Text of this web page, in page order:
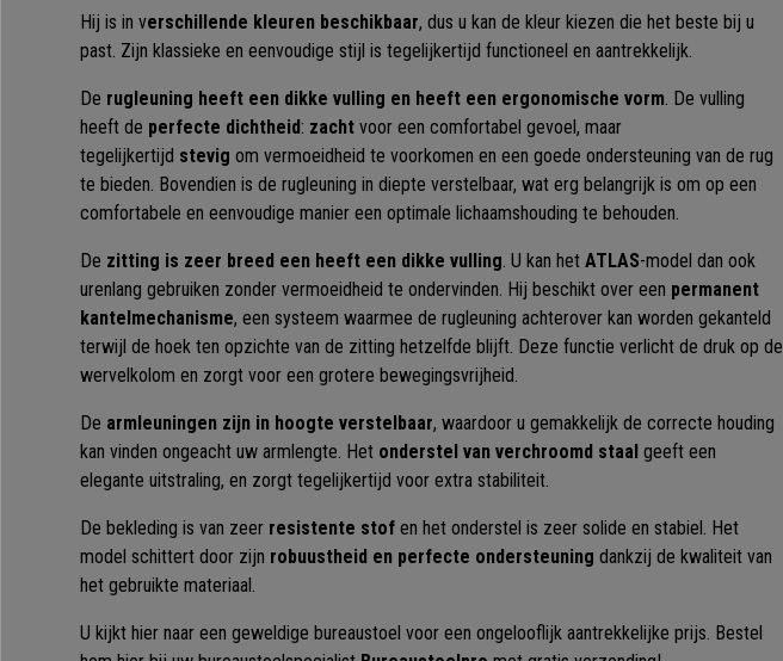
Hij is in verschillende kleuren beschikbaar, dus u kan de kleur kiezen die het beste bij u
past. Zijn klassieke en eenvoudige stijl is tegelijkertijd functioneel en aantrekkelijk.
De rugleuning heeft een dikke vulling en heeft een ergonomische vorm. De vulling
heeft de perfecte dichtheid: zacht voor een comfortabel gevoel, maar
tegelijkertijd stevig om vermoeidheid te voorkomen en een goede ondersteuning van de rug
te bieden. Bovendien is de rugleuning in diepte verstelbaar, wat erg belangrijk is om op een
comfortabele en eenvoudige manier een optimale lichaamshouding te behouden.
De zitting is zeer breed een heeft een dikke vulling. U kan het ATLAS-model dan ook
urenlang gebruiken zonder vermoeidheid te ondervinden. Hij beschikt over een permanent
kantelmechanisme, een systeem waarmee de rugleuning achterover kan worden gekanteld
terwijl de hoek ten opzichte van de zitting hetzelfde blijft. Deze functie verlicht de druk op de
wervelkolom en zorgt voor een grotere bewegingsvrijheid.
De armleuningen zijn in hoogte verstelbaar, waardoor u gemakkelijk de correcte houding
kan vinden ongeacht uw armlengte. Het onderstel van verchroomd staal geeft een
elegante uitstraling, en zorgt tegelijkertijd voor extra stabiliteit.
De bekleding is van zeer resistente stof en het onderstel is zeer solide en stabiel. Het
model schittert door zijn robuustheid en perfecte ondersteuning dankzij de kwaliteit van
het gebruikte materiaal.
U kijkt hier naar een geweldige bureaustoel voor een ongelooflijk aantrekkelijke prijs. Bestel